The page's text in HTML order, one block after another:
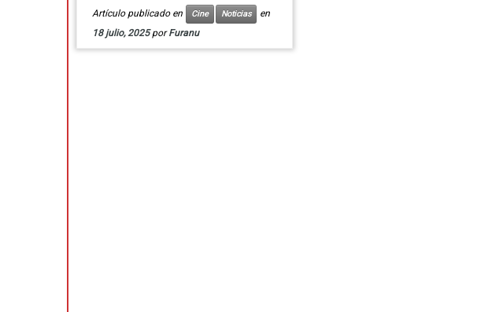
Artículo publicado en Cine Noticias
en
18 julio, 2025 porFuranu